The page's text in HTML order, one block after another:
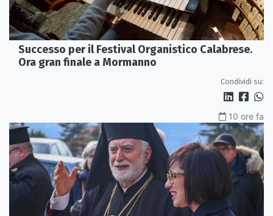
Successo per il Festival Organistico Calabrese.
Ora gran finale a Mormanno
Condividi su:
10 ore fa